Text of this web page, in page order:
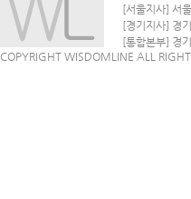
[서울지사] 서
[경기지사] 경
[통합본부] 경
COPYRIGHT WISDOMLINE ALL